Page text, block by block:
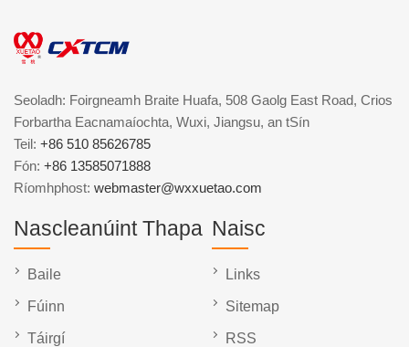
Seoladh: Foirgneamh Braite Huafa, 508 Gaolg East Road, Crios
Forbartha Eacnamaíochta, Wuxi, Jiangsu, an tSín
Teil: +86 510 85626785
Fón: +86 13585071888
Ríomhphost: webmaster@wxxuetao.com
Nascleanúint Thapa
Baile
Fúinn
Táirgí
Naisc
Links
Sitemap
RSS